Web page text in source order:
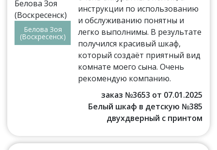
Белова Зоя
(Воскресенск)
инструкции по использованию
и обслуживанию понятны и
легко выполнимы. В результате
получился красивый шкаф,
который создаёт приятный вид
комнате моего сына. Очень
рекомендую компанию.
заказ №3653 от 07.01.2025
Белый шкаф в детскую №385
двухдверный с принтом